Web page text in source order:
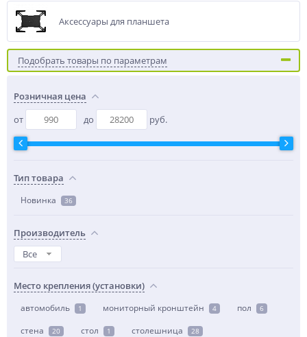
Аксессуары для планшета
Подобрать товары по параметрам
Розничная цена
от
до руб.
Тип товара
Новинка 36
Производитель
Все
Место крепления (установки)
автомобиль 1 мониторный кронштейн 4 пол 6
стена 20 стол 1 столешница 28